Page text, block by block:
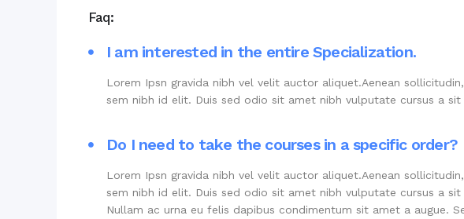
Faq:
I am interested in the entire Specialization.
Lorem Ipsn gravida nibh vel velit auctor aliquet.Aenean
sem nibh id elit. Duis sed odio sit amet nibh vulputate cursus a
Do I need to take the courses in a specific order?
Lorem Ipsn gravida nibh vel velit auctor aliquet.Aenean
sem nibh id elit. Duis sed odio sit amet nibh vulputate cursus a
Nullam ac urna eu felis dapibus condimentum sit amet a augue.